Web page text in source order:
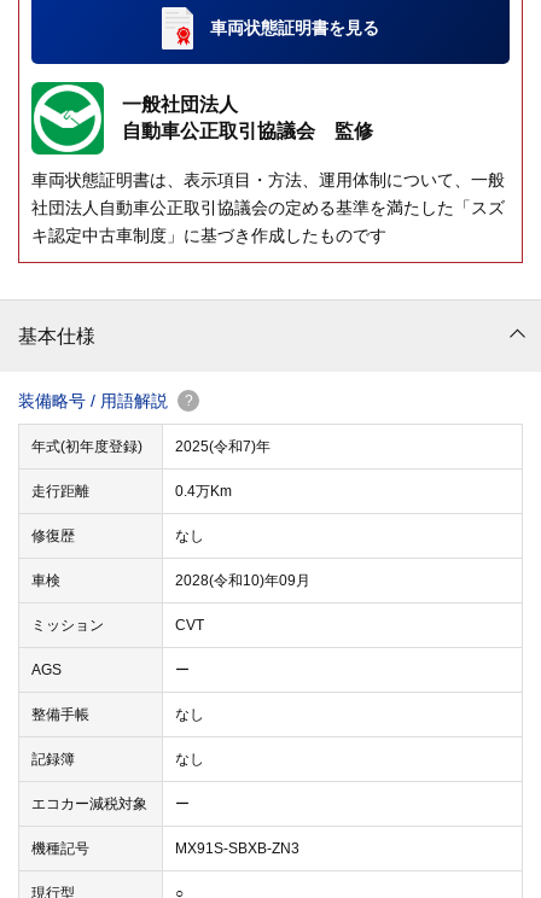
車両状態証明書を見る
一般社団法人
自動車公正取引協議会 監修
車両状態証明書は、表示項目・方法、運用体制について、一般
社団法人自動車公正取引協議会の定める基準を満たした「スズ
キ認定中古車制度」に基づき作成したものです
基本仕様
装備略号 / 用語解説 ?
年式(初年度登録) 2025(令和7)年
走行距離 0.4万Km
修復歴 なし
車検 2028(令和10)年09月
ミッション CVT
AGS ー
整備手帳 なし
記録簿 なし
エコカー減税対象 ー
機種記号 MX91S-SBXB-ZN3
現行型 ○